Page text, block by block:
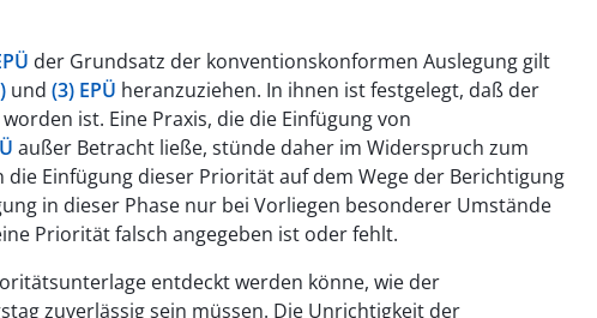
der Grundsatz der konventionskonformen Auslegung gilt
und (3) EPÜ heranzuziehen. In ihnen ist festgelegt, daß der
ist. Eine Praxis, die die Einfügung von
außer Betracht ließe, stünde daher im Widerspruch zum
Einfügung dieser Priorität auf dem Wege der Berichtigung
in dieser Phase nur bei Vorliegen besonderer Umstände
Priorität falsch angegeben ist oder fehlt.
entdeckt werden könne, wie der
zuverlässig sein müssen. Die Unrichtigkeit der